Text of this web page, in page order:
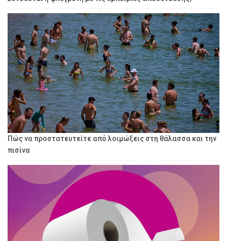
Πώς να προστατευτείτε από λοιμώξεις στη θάλασσα και την
πισίνα